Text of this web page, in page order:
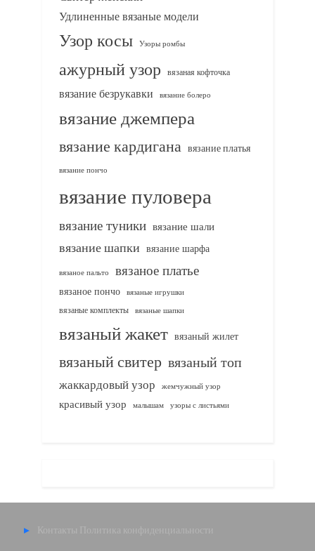
Удлиненные вязаные модели
Узор косы Узоры ромбы
ажурный узор вязаная кофточка
вязание безрукавки вязание болеро
вязание джемпера
вязание кардигана вязание платья
вязание пончо
вязание пуловера
вязание туники вязание шали
вязание шапки вязание шарфа
вязаное пальто вязаное платье
вязаное пончо вязаные игрушки
вязаные комплекты
вязаные шапки
вязаный жакет вязаный жилет
вязаный свитер вязаный топ
жаккардовый узор жемчужный узор
красивый узор малышам узоры с листьями
Контакты Политика конфиденциальности